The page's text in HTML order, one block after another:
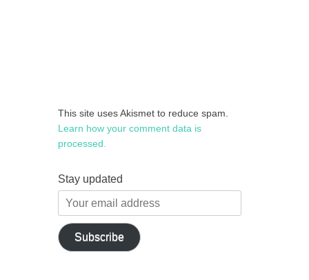
This site uses Akismet to reduce spam.
Learn how your comment data is
processed.
Stay updated
Your
email
address
Subscribe